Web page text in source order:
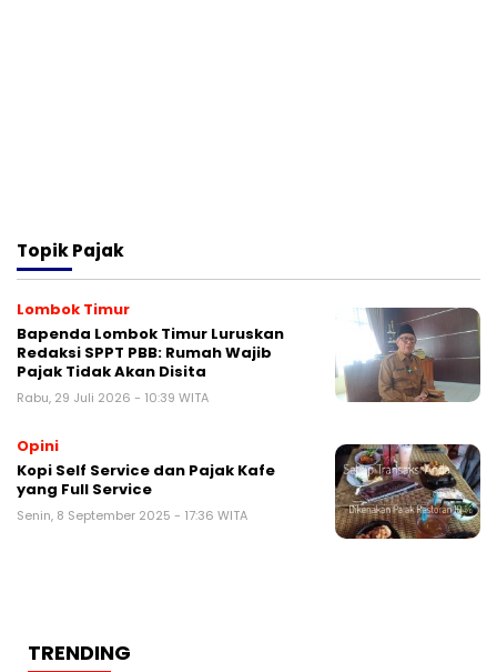
TopikPajak
Lombok Timur
Bapenda Lombok Timur Luruskan
Redaksi SPPT PBB: Rumah Wajib
Pajak Tidak Akan Disita
Rabu, 29 Juli 2026 - 10:39 WITA
Opini
Kopi Self Service dan Pajak Kafe
yang Full Service
Senin, 8 September 2025 - 17:36 WITA
TRENDING